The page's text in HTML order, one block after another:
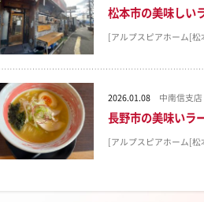
松本市の美味しい
[アルプスピアホーム[
2026.01.08 中南信支
長野市の美味いラ
[アルプスピアホーム[